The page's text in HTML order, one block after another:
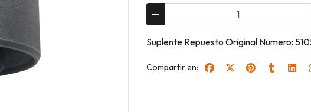
Suplente Repuesto Original Numero:
Compartir en: